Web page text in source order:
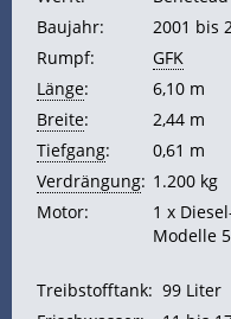
Baujahr:
2001 bis
Rumpf:
GFK
Länge:
6,10 m
Breite:
2,44 m
Tiefgang:
0,61 m
Verdrängung: 1.200 kg
Motor:
1 x
Modelle
Treibstofftank: 99 Liter